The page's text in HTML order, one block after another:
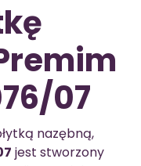
07
nazębną,
jest stworzony